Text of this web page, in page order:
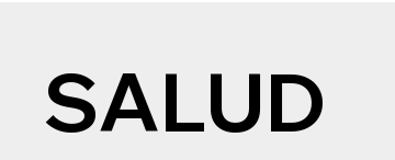
SALUD